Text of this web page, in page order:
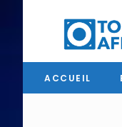
ACCUEIL